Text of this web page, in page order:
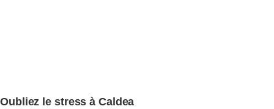
Oubliez le stress à Caldea